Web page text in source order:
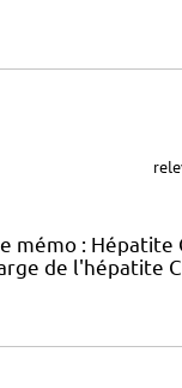
mémo : Hépatite
de l'hépatite C